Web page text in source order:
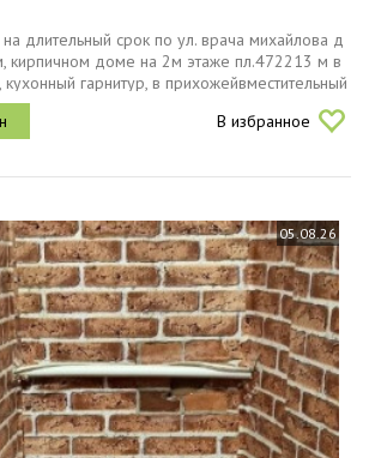
длительный срок по ул. врача михайлова д
кирпичном доме на 2м этаже пл.472213 м в
гарнитур, в прихожейвместительный
для комфортного проживания....
В избранное
05.08.26